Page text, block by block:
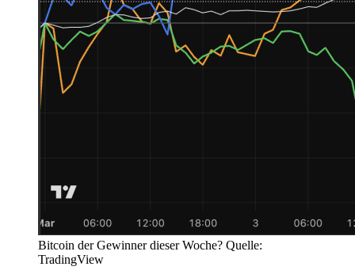
Bitcoin der Gewinner dieser Woche? Quelle:
TradingView